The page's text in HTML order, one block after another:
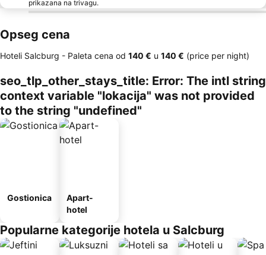
prikazana na trivagu.
Opseg cena
Hoteli Salcburg - Paleta cena od ‎140 € u ‎140 € (price per night)
seo_tlp_other_stays_title: Error: The intl string
context variable "lokacija" was not provided
to the string "undefined"
Gostionica
Apart-
hotel
Popularne kategorije hotela u Salcburg